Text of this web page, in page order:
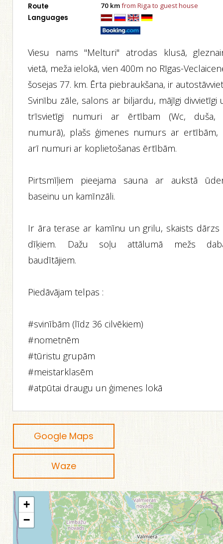
Route 70 kmfrom Riga to guest house
Languages
Viesu nams "Melturi" atrodas klusā,
vietā, meža ielokā, vien 400m no Rīgas-
šosejas 77. km. Ērta piebraukšana, ir
Svinību zāle, salons ar biljardu, mājīgi divvietīgi
trīsvietīgi numuri ar ērtībam (Wc, duša,
numurā), plašs ģimenes numurs ar ertībām,
arī numuri ar koplietošanas ērtībām.
Pirtsmīļiem pieejama sauna ar aukstā
baseinu un kamīnzāli.
Ir āra terase ar kamīnu un grilu, skaists dārzs
dīķiem. Dažu soļu attālumā mežs
baudītājiem.
Piedāvājam telpas :
#svinībām (līdz 36 cilvēkiem)
#nometnēm
#tūristu grupām
#meistarklasēm
#atpūtai draugu un ģimenes lokā
Google Maps
Waze
+
−